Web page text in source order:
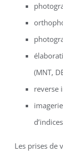
(MNT,
reverse
Les prises de